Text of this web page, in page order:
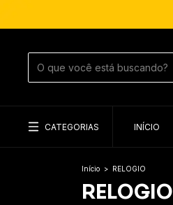
CATEGORIAS INÍCIO
Início > RELOGIO
RELOGIO